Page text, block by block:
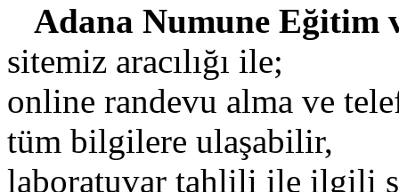
Adana Numune Eğitim
sitemiz aracılığı ile;
online randevu alma ve
tüm bilgilere ulaşabilir,
laboratuvar tahlili ile ilgili